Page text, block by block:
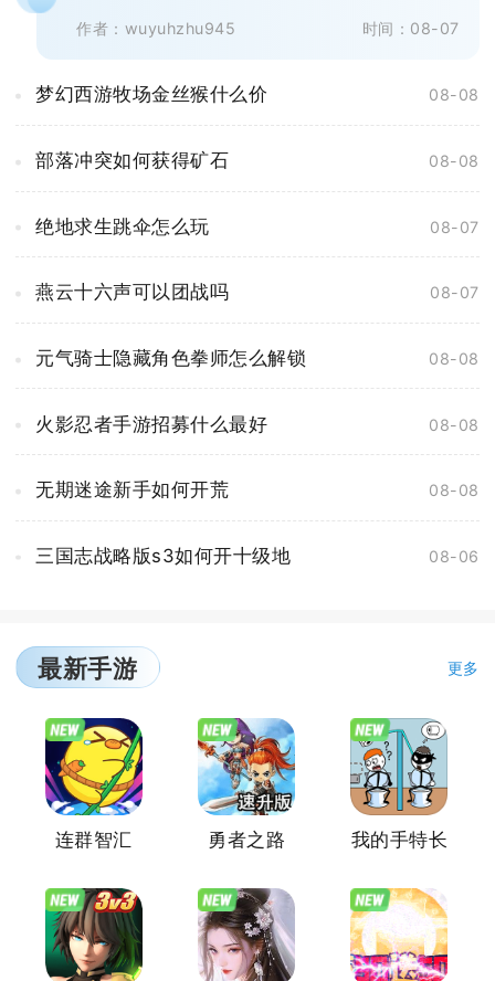
作者：wuyuhzhu945 时间：08-07
梦幻西游牧场金丝猴什么价 08-08
部落冲突如何获得矿石 08-08
绝地求生跳伞怎么玩 08-07
燕云十六声可以团战吗 08-07
元气骑士隐藏角色拳师怎么解锁 08-08
火影忍者手游招募什么最好 08-08
无期迷途新手如何开荒 08-08
三国志战略版s3如何开十级地 08-06
最新手游 更多
连群智汇 勇者之路 我的手特长